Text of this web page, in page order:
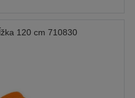
120 cm 710830